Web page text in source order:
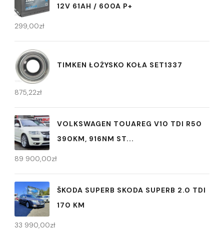
12V 61AH / 600A P+
299,00zł
TIMKEN ŁOŻYSKO KOŁA SET1337
875,22zł
VOLKSWAGEN TOUAREG V10 TDI R50
390KM, 916NM ST...
89 900,00zł
ŠKODA SUPERB SKODA SUPERB 2.0 TDI
170 KM
33 990,00zł